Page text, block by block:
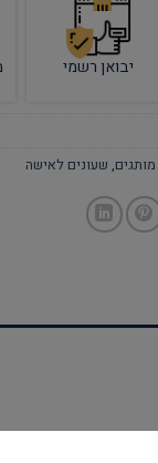
יבואן רשמי
מותגים, שעונים לאישה